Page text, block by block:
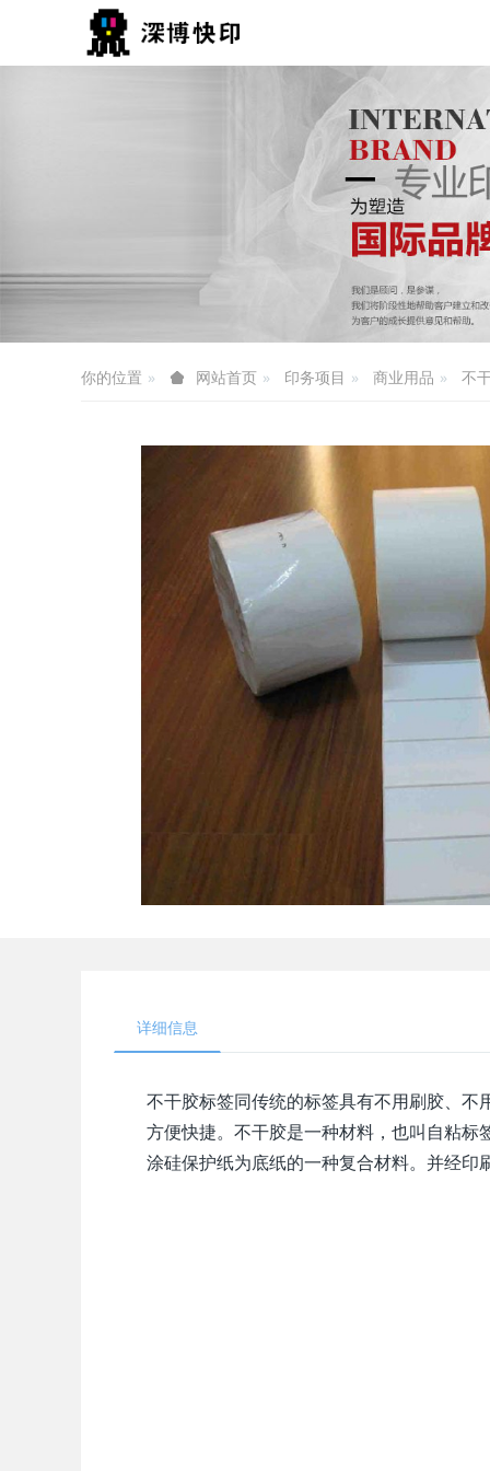
你的位置 网站首页 印务项目 商业用品 不
详细信息
不干胶标签同传统的标签具有不用刷胶、
方便快捷。不干胶是一种材料，也叫自粘
涂硅保护纸为底纸的一种复合材料。并经印